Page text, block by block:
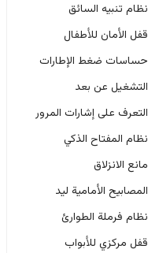
نظام تنبيه السائق
قفل الأمان للأطفال
حساسات ضغط الإطارات
التشغيل عن بعد
التعرف على إشارات المرور
نظام المفتاح الذكي
مانع الانزلاق
المصابيح الأمامية ليد
نظام فرملة الطوارئ
قفل مركزي للأبواب